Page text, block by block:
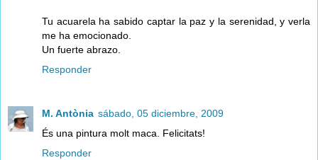
Tu acuarela ha sabido captar la paz y la serenidad, y verla
me ha emocionado.
Un fuerte abrazo.
Responder
M. Antònia sábado, 05 diciembre, 2009
És una pintura molt maca. Felicitats!
Responder